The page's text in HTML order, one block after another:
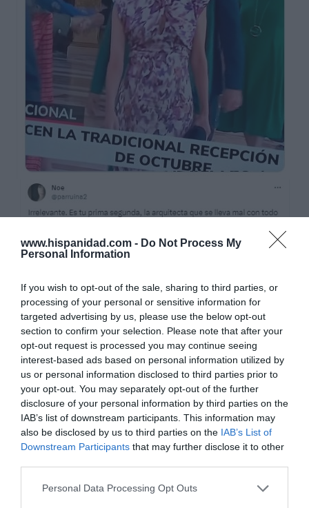
www.hispanidad.com - Do Not Process My
Personal Information
If you wish to opt-out of the sale, sharing to third parties, or
processing of your personal or sensitive information for
targeted advertising by us, please use the below opt-out
section to confirm your selection. Please note that after your
opt-out request is processed you may continue seeing
interest-based ads based on personal information utilized by
us or personal information disclosed to third parties prior to
your opt-out. You may separately opt-out of the further
disclosure of your personal information by third parties on the
IAB’s list of downstream participants. This information may
also be disclosed by us to third parties on the IAB’s List of
Downstream Participants that may further disclose it to other
Personal Data Processing Opt Outs